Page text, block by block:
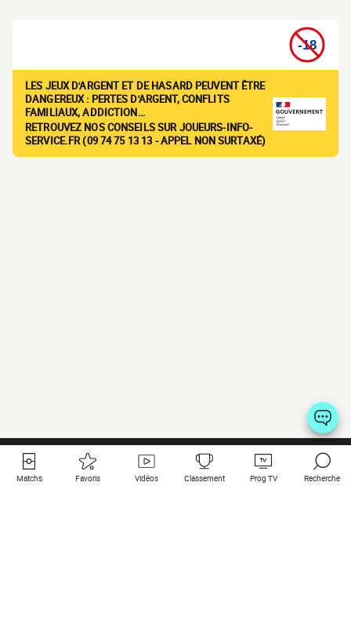
LES JEUX D'ARGENT ET DE HASARD PEUVENT ÊTRE
DANGEREUX : PERTES D'ARGENT, CONFLITS
FAMILIAUX, ADDICTION…
RETROUVEZ NOS CONSEILS SUR JOUEURS-INFO-
SERVICE.FR (09 74 75 13 13 - APPEL NON SURTAXÉ)
Matchs Favoris Vidéos Classement Prog TV Recherche